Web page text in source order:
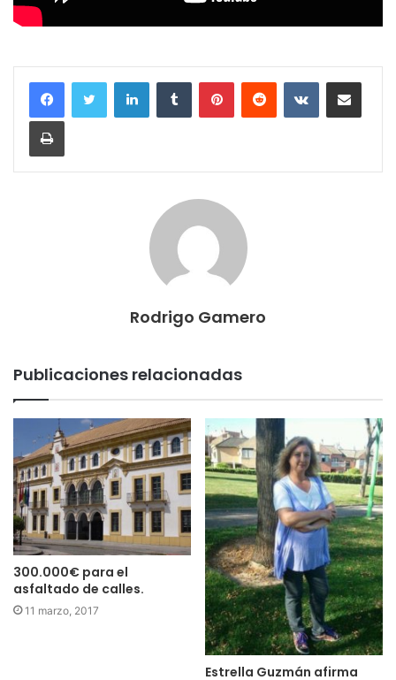
Rodrigo Gamero
Publicaciones relacionadas
300.000€ para el
asfaltado de calles.
11 marzo, 2017
Estrella Guzmán afirma